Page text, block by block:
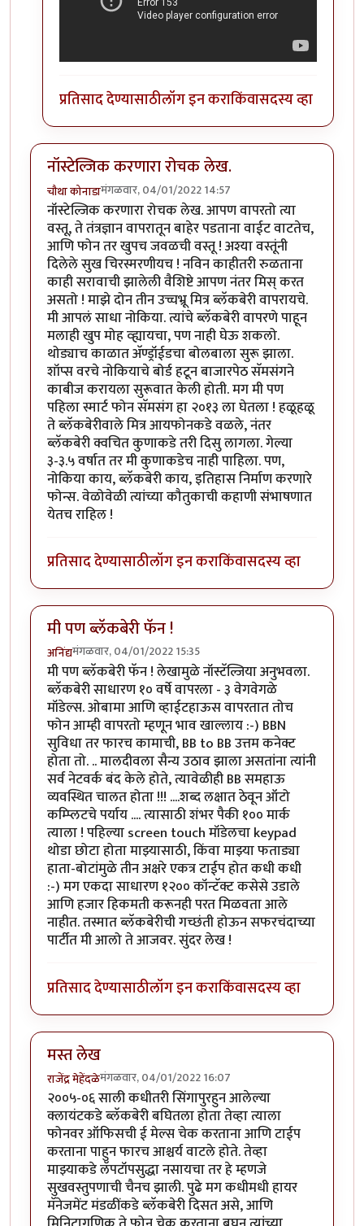
प्रतिसाद देण्यासाठीलॉग इन कराकिंवासदस्य व्हा
नॉस्टेल्जिक करणारा रोचक लेख.
चौथा कोनाडामंगळवार, 04/01/2022 14:57
नॉस्टेल्जिक करणारा रोचक लेख. आपण वापरतो त्या
वस्तू, ते तंत्रज्ञान वापरातून बाहेर पडताना वाईट वाटतेच,
आणि फोन तर खुपच जवळची वस्तू ! अश्या वस्तूंनी
दिलेले सुख चिरस्मरणीयच ! नविन काहीतरी रुळताना
काही सरावाची झालेली वैशिष्टे आपण नंतर मिस् करत
असतो ! माझे दोन तीन उच्चभ्रू मित्र ब्लॅकबेरी वापरायचे.
मी आपलं साधा नोकिया. त्यांचे ब्लॅकबेरी वापरणे पाहून
मलाही खुप मोह व्ह्यायचा, पण नाही घेऊ शकलो.
थोड्याच काळात अ‍ॅण्ड्रॉईडचा बोलबाला सुरू झाला.
शॉप्स वरचे नोकियाचे बोर्ड हटून बाजारपेठ सॅमसंगने
काबीज करायला सुरूवात केली होती. मग मी पण
पहिला स्मार्ट फोन सॅमसंग हा २०१३ ला घेतला ! हळूहळू
ते ब्लॅकबेरीवाले मित्र आयफोनकडे वळले, नंतर
ब्लॅकबेरी क्वचित कुणाकडे तरी दिसु लागला. गेल्या
३-३.५ वर्षात तर मी कुणाकडेच नाही पाहिला. पण,
नोकिया काय, ब्लॅकबेरी काय, इतिहास निर्माण करणारे
फोन्स. वेळोवेळी त्यांच्या कौतुकाची कहाणी संभाषणात
येतच राहिल !
प्रतिसाद देण्यासाठीलॉग इन कराकिंवासदस्य व्हा
मी पण ब्लॅकबेरी फॅन !
अनिंद्यमंगळवार, 04/01/2022 15:35
मी पण ब्लॅकबेरी फॅन ! लेखामुळे नॉस्टॅल्जिया अनुभवला.
ब्लॅकबेरी साधारण १० वर्षे वापरला - ३ वेगवेगळे
मॉडेल्स. ओबामा आणि व्हाईटहाऊस वापरतात तोच
फोन आम्ही वापरतो म्हणून भाव खाल्लाय :-) BBN
सुविधा तर फारच कामाची, BB to BB उत्तम कनेक्ट
होता तो. .. मालदीवला सैन्य उठाव झाला असतांना त्यांनी
सर्व नेटवर्क बंद केले होते, त्यावेळीही BB समहाऊ
व्यवस्थित चालत होता !!! ....शब्द लक्षात ठेवून ऑटो
कम्प्लिटचे पर्याय .... त्यासाठी शंभर पैकी १०० मार्क
त्याला ! पहिल्या screen touch मॉडेलचा keypad
थोडा छोटा होता माझ्यासाठी, किंवा माझ्या फताड्या
हाता-बोटांमुळे तीन अक्षरे एकत्र टाईप होत कधी कधी
:-) मग एकदा साधारण १२०० कॉन्टॅक्ट कसेसे उडाले
आणि हजार हिकमती करूनही परत मिळवता आले
नाहीत. तस्मात ब्लॅकबेरीची गच्छंती होऊन सफरचंदाच्या
पार्टीत मी आलो ते आजवर. सुंदर लेख !
प्रतिसाद देण्यासाठीलॉग इन कराकिंवासदस्य व्हा
मस्त लेख
राजेंद्र मेहेंदळेमंगळवार, 04/01/2022 16:07
२००५-०६ साली कधीतरी सिंगापुरहुन आलेल्या
क्लायंटकडे ब्लॅकबेरी बघितला होता तेव्हा त्याला
फोनवर ऑफिसची ई मेल्स चेक करताना आणि टाईप
करताना पाहुन फारच आश्चर्य वाटले होते. तेव्हा
माझ्याकडे लॅपटॉपसुद्धा नसायचा तर हे म्हणजे
सुखवस्तुपणाची चैनच झाली. पुढे मग कधीमधी हायर
मॅनेजमेंट मंडळींकडे ब्लॅकबेरी दिसत असे, आणि